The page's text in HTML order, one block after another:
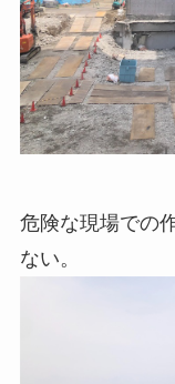
危険な現場での
ない。